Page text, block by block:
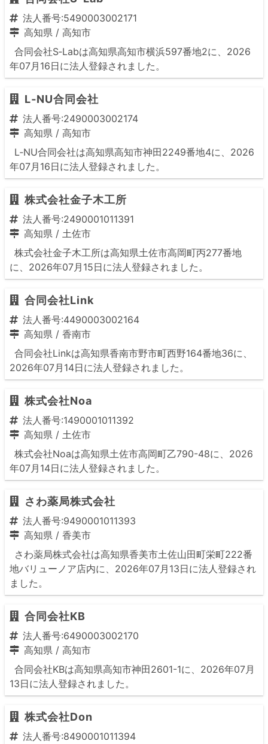
法人番号:5490003002171
高知県 / 高知市
合同会社S‐Labは高知県高知市横浜597番地2に、2026
年07月16日に法人登録されました。
L‐NU合同会社
法人番号:2490003002174
高知県 / 高知市
L‐NU合同会社は高知県高知市神田2249番地4に、2026
年07月16日に法人登録されました。
株式会社金子木工所
法人番号:2490001011391
高知県 / 土佐市
株式会社金子木工所は高知県土佐市高岡町丙277番地
に、2026年07月15日に法人登録されました。
合同会社Link
法人番号:4490003002164
高知県 / 香南市
合同会社Linkは高知県香南市野市町西野164番地36に、
2026年07月14日に法人登録されました。
株式会社Noa
法人番号:1490001011392
高知県 / 土佐市
株式会社Noaは高知県土佐市高岡町乙790-48に、2026
年07月14日に法人登録されました。
さわ薬局株式会社
法人番号:9490001011393
高知県 / 香美市
さわ薬局株式会社は高知県香美市土佐山田町栄町222番
地バリューノア店内に、2026年07月13日に法人登録され
ました。
合同会社KB
法人番号:6490003002170
高知県 / 高知市
合同会社KBは高知県高知市神田2601-1に、2026年07月
13日に法人登録されました。
株式会社Don
法人番号:8490001011394